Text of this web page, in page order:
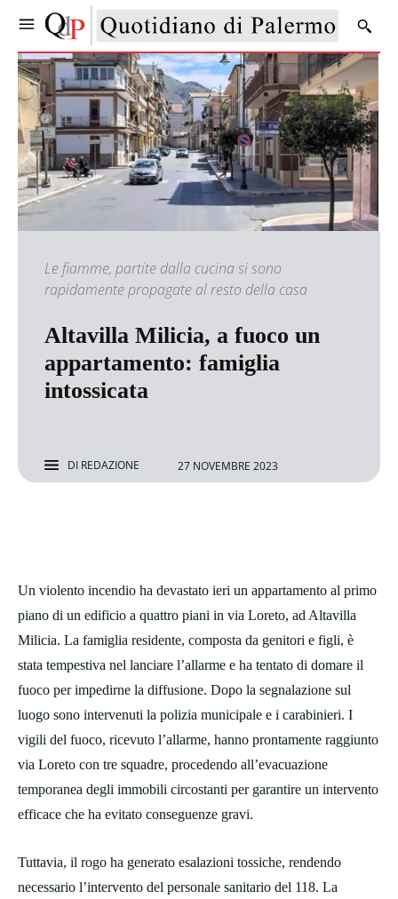
Le fiamme, partite dalla cucina si sono
rapidamente propagate al resto della casa
Altavilla Milicia, a fuoco un
appartamento: famiglia
intossicata
DI REDAZIONE 27 NOVEMBRE 2023
Un violento incendio ha devastato ieri un appartamento al primo
piano di un edificio a quattro piani in via Loreto, ad Altavilla
Milicia. La famiglia residente, composta da genitori e figli, è
stata tempestiva nel lanciare l’allarme e ha tentato di domare il
fuoco per impedirne la diffusione. Dopo la segnalazione sul
luogo sono intervenuti la polizia municipale e i carabinieri. I
vigili del fuoco, ricevuto l’allarme, hanno prontamente raggiunto
via Loreto con tre squadre, procedendo all’evacuazione
temporanea degli immobili circostanti per garantire un intervento
efficace che ha evitato conseguenze gravi.
Tuttavia, il rogo ha generato esalazioni tossiche, rendendo
necessario l’intervento del personale sanitario del 118. La